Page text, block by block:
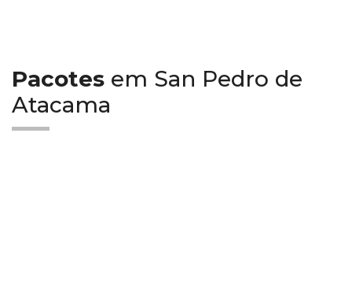
Pacotes em San Pedro de
Atacama